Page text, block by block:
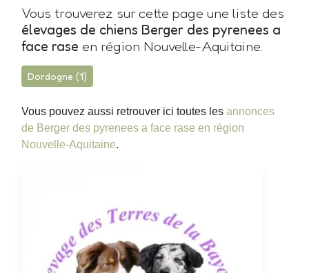
Vous trouverez sur cette page une liste des
élevages de chiens Berger des pyrenees a
face rase en région Nouvelle-Aquitaine.
Dordogne (1)
Vous pouvez aussi retrouver ici toutes les annonces
de Berger des pyrenees a face rase en région
Nouvelle-Aquitaine.